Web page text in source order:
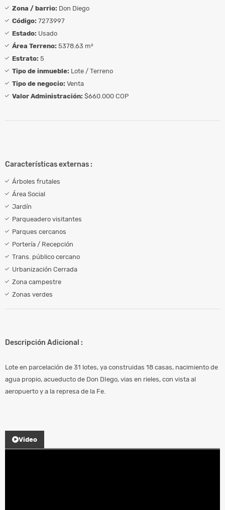
Zona / barrio: Don Diego
Código: 7273997
Estado: Usado
Área Terreno: 5378.63 m²
Estrato: 5
Tipo de inmueble: Lote / Terreno
Tipo de negocio: Venta
Valor Administración: $660.000 COP
Características externas :
Árboles frutales
Área Social
Jardín
Parqueadero visitantes
Parques cercanos
Portería / Recepción
Trans. público cercano
Urbanización Cerrada
Zona campestre
Zonas verdes
Descripción Adicional :
Lote en parcelación de 31 lotes, ya construidas 18 casas, nacimiento de
agua propio, acueducto de Don DIego, vias en rieles, con vista al
aeropuerto y a la represa de la Fe.
Video